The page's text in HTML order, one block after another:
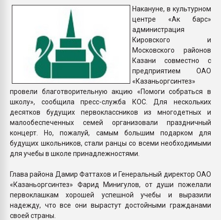
бутылок
ПЕРЕЙТИ НА
Накануне, в культурном
центре «Ак барс»
администрация
Кировского и
Московского районов
Казани совместно с
предприятием ОАО
«Казаньоргсинтез»
провели благотворительную акцию «Помоги собраться в
школу», сообщила пресс-служба КОС. Для нескольких
десятков будущих первоклассников из многодетных и
малообеспеченных семей организовали праздничный
концерт. Но, пожалуй, самым большим подарком для
будущих школьников, стали ранцы со всеми необходимыми
для учебы в школе принадлежностями.
Глава района Дамир Фаттахов и Генеральный директор ОАО
«Казаньоргсинтез» Фарид Минигулов, от души пожелали
первоклашкам хорошей успешной учебы и выразили
надежду, что все они вырастут достойными гражданами
своей страны.